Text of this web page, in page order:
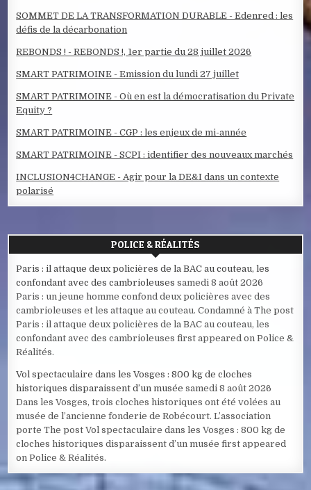
SOMMET DE LA TRANSFORMATION DURABLE - Edenred : les
défis de la décarbonation
REBONDS ! - REBONDS !, 1er partie du 28 juillet 2026
SMART PATRIMOINE - Emission du lundi 27 juillet
SMART PATRIMOINE - Où en est la démocratisation du Private
Equity ?
SMART PATRIMOINE - CGP : les enjeux de mi-année
SMART PATRIMOINE - SCPI : identifier des nouveaux marchés
INCLUSION4CHANGE - Agir pour la DE&I dans un contexte
polarisé
POLICE & RÉALITÉS
Paris : il attaque deux policières de la BAC au couteau, les
confondant avec des cambrioleuses samedi 8 août 2026
Paris : un jeune homme confond deux policières avec des
cambrioleuses et les attaque au couteau. Condamné à The post
Paris : il attaque deux policières de la BAC au couteau, les
confondant avec des cambrioleuses first appeared on Police &
Réalités.
Vol spectaculaire dans les Vosges : 800 kg de cloches
historiques disparaissent d’un musée samedi 8 août 2026
Dans les Vosges, trois cloches historiques ont été volées au
musée de l’ancienne fonderie de Robécourt. L’association
porte The post Vol spectaculaire dans les Vosges : 800 kg de
cloches historiques disparaissent d’un musée first appeared
on Police & Réalités.